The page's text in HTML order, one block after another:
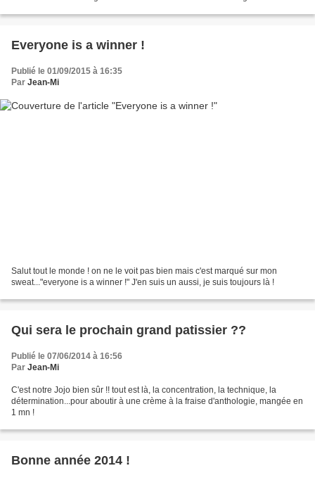
Everyone is a winner !
Publié le 01/09/2015 à 16:35
Par Jean-Mi
Salut tout le monde ! on ne le voit pas bien mais c'est marqué sur mon
sweat..."everyone is a winner !" J'en suis un aussi, je suis toujours là !
Qui sera le prochain grand patissier ??
Publié le 07/06/2014 à 16:56
Par Jean-Mi
C'est notre Jojo bien sûr !! tout est là, la concentration, la technique, la
détermination...pour aboutir à une crème à la fraise d'anthologie, mangée en
1 mn !
Bonne année 2014 !